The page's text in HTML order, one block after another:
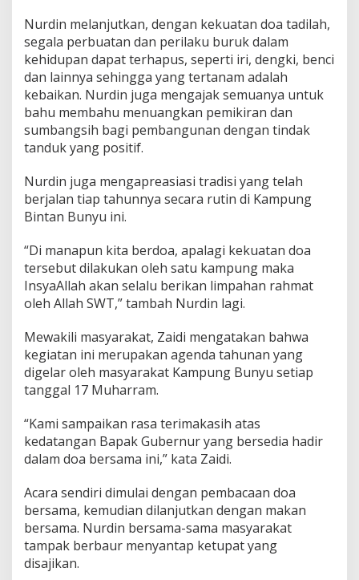
a
K
e
p
r
i
Nurdin melanjutkan, dengan kekuatan doa tadilah,
segala perbuatan dan perilaku buruk dalam
kehidupan dapat terhapus, seperti iri, dengki, benci
dan lainnya sehingga yang tertanam adalah
kebaikan. Nurdin juga mengajak semuanya untuk
bahu membahu menuangkan pemikiran dan
sumbangsih bagi pembangunan dengan tindak
tanduk yang positif.
Nurdin juga mengapreasiasi tradisi yang telah
berjalan tiap tahunnya secara rutin di Kampung
Bintan Bunyu ini.
“Di manapun kita berdoa, apalagi kekuatan doa
tersebut dilakukan oleh satu kampung maka
InsyaAllah akan selalu berikan limpahan rahmat
oleh Allah SWT,” tambah Nurdin lagi.
Mewakili masyarakat, Zaidi mengatakan bahwa
kegiatan ini merupakan agenda tahunan yang
digelar oleh masyarakat Kampung Bunyu setiap
tanggal 17 Muharram.
“Kami sampaikan rasa terimakasih atas
kedatangan Bapak Gubernur yang bersedia hadir
dalam doa bersama ini,” kata Zaidi.
Acara sendiri dimulai dengan pembacaan doa
bersama, kemudian dilanjutkan dengan makan
bersama. Nurdin bersama-sama masyarakat
tampak berbaur menyantap ketupat yang
disajikan.